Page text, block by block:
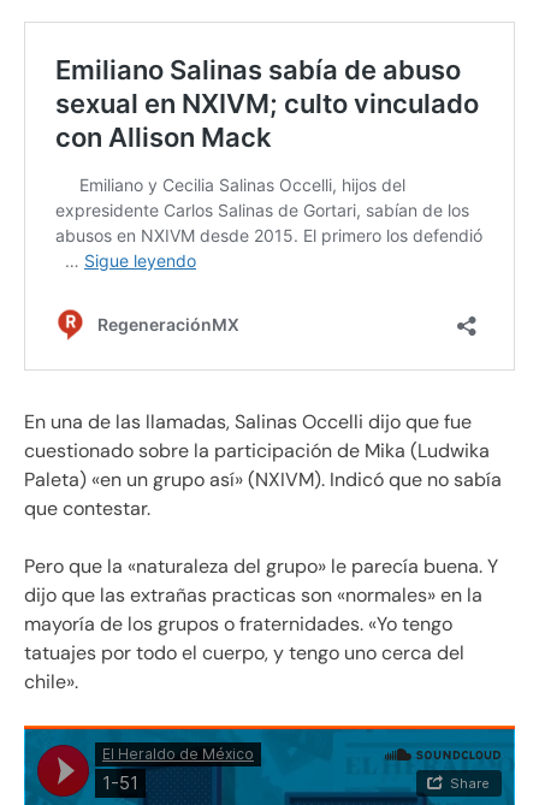
En una de las llamadas, Salinas Occelli dijo que fue
cuestionado sobre la participación de Mika (Ludwika
Paleta) «en un grupo así» (NXIVM). Indicó que no sabía
que contestar.
Pero que la «naturaleza del grupo» le parecía buena. Y
dijo que las extrañas practicas son «normales» en la
mayoría de los grupos o fraternidades. «Yo tengo
tatuajes por todo el cuerpo, y tengo uno cerca del
chile».